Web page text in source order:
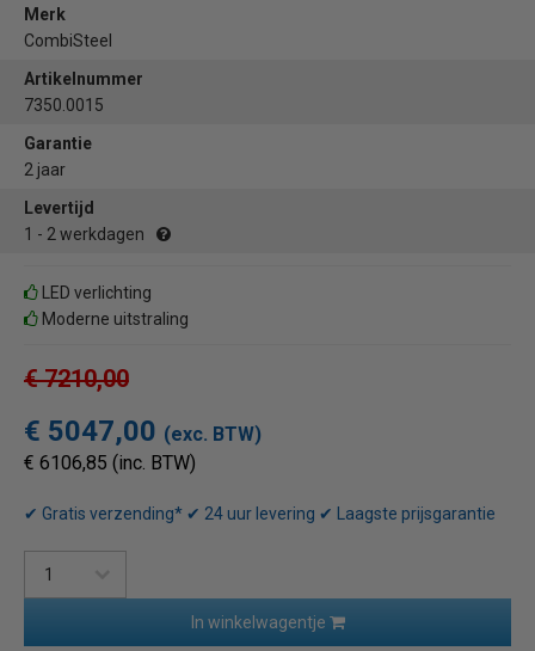
Merk
CombiSteel
Artikelnummer
7350.0015
Garantie
2 jaar
Levertijd
1 - 2 werkdagen
LED verlichting
Moderne uitstraling
€ 7210,00
€ 5047,00 (exc. BTW)
€ 6106,85 (inc. BTW)
✔ Gratis verzending* ✔ 24 uur levering ✔ Laagste prijsgarantie
In winkelwagentje